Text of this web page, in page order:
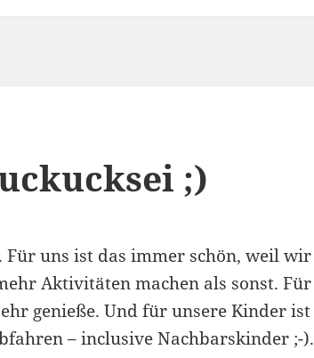
;)
Für uns ist das immer schön, weil wir
Aktivitäten machen als sonst. Für
genieße. Und für unsere Kinder ist
– inclusive Nachbarskinder ;-).